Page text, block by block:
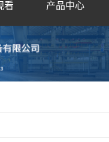
看 产品中心